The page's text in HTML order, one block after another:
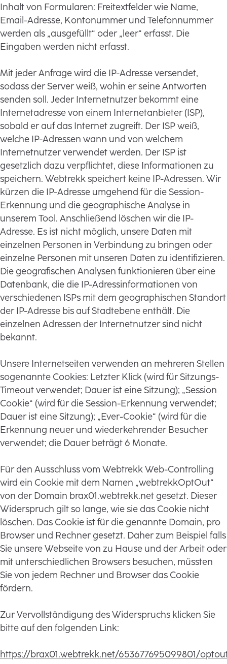
Inhalt von Formularen: Freitextfelder wie Name,
Email-Adresse, Kontonummer und Telefonnummer
werden als „ausgefüllt“ oder „leer“ erfasst. Die
Eingaben werden nicht erfasst.
Mit jeder Anfrage wird die IP-Adresse versendet,
sodass der Server weiß, wohin er seine Antworten
senden soll. Jeder Internetnutzer bekommt eine
Internetadresse von einem Internetanbieter (ISP),
sobald er auf das Internet zugreift. Der ISP weiß,
welche IP-Adressen wann und von welchem
Internetnutzer verwendet werden. Der ISP ist
gesetzlich dazu verpflichtet, diese Informationen zu
speichern. Webtrekk speichert keine IP-Adressen. Wir
kürzen die IP-Adresse umgehend für die Session-
Erkennung und die geographische Analyse in
unserem Tool. Anschließend löschen wir die IP-
Adresse. Es ist nicht möglich, unsere Daten mit
einzelnen Personen in Verbindung zu bringen oder
einzelne Personen mit unseren Daten zu identifizieren.
Die geografischen Analysen funktionieren über eine
Datenbank, die die IP-Adressinformationen von
verschiedenen ISPs mit dem geographischen Standort
der IP-Adresse bis auf Stadtebene enthält. Die
einzelnen Adressen der Internetnutzer sind nicht
bekannt.
Unsere Internetseiten verwenden an mehreren Stellen
sogenannte Cookies: Letzter Klick (wird für Sitzungs-
Timeout verwendet; Dauer ist eine Sitzung); „Session
Cookie“ (wird für die Session-Erkennung verwendet;
Dauer ist eine Sitzung); „Ever-Cookie“ (wird für die
Erkennung neuer und wiederkehrender Besucher
verwendet; die Dauer beträgt 6 Monate.
Für den Ausschluss vom Webtrekk Web-Controlling
wird ein Cookie mit dem Namen „webtrekkOptOut“
von der Domain brax01.webtrekk.net gesetzt. Dieser
Widerspruch gilt so lange, wie sie das Cookie nicht
löschen. Das Cookie ist für die genannte Domain, pro
Browser und Rechner gesetzt. Daher zum Beispiel falls
Sie unsere Webseite von zu Hause und der Arbeit oder
mit unterschiedlichen Browsers besuchen, müssten
Sie von jedem Rechner und Browser das Cookie
fördern.
Zur Vervollständigung des Widerspruchs klicken Sie
bitte auf den folgenden Link:
https://brax01.webtrekk.net/653677695099801/